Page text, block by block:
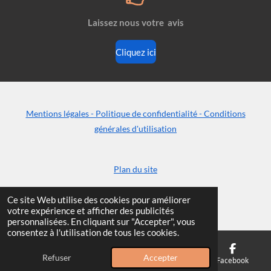
Ce site Web utilise des cookies pour améliorer
votre expérience et afficher des publicités
personnalisées. En cliquant sur "Accepter", vous
consentez à l'utilisation de tous les cookies.
Refuser Accepter
k
d
n
Laissez nous votre avis
Cliquez ici
Mentions légales - Politique de confidentialité - Conditions
générales d'utilisation
Plan du site
© 2024 - 2026 Le Fil des Ans
E-mail Carte Facebook